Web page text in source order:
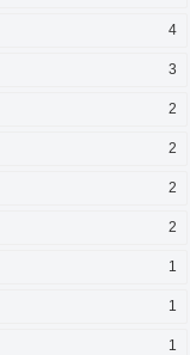
4
3
2
2
2
2
1
1
1